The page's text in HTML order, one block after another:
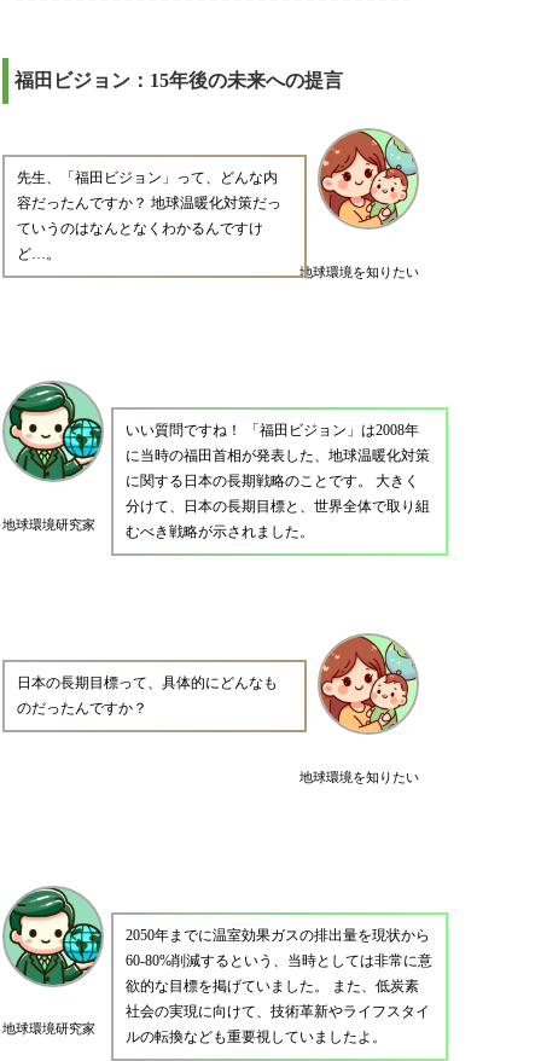
福田ビジョン：15年後の未来への提言
地球環境を知りたい
先生、「福田ビジョン」って、どんな内
容だったんですか？ 地球温暖化対策だっ
ていうのはなんとなくわかるんですけ
ど…。
地球環境研究家
いい質問ですね！ 「福田ビジョン」は2008年
に当時の福田首相が発表した、地球温暖化対策
に関する日本の長期戦略のことです。 大きく
分けて、日本の長期目標と、世界全体で取り組
むべき戦略が示されました。
地球環境を知りたい
日本の長期目標って、具体的にどんなも
のだったんですか？
地球環境研究家
2050年までに温室効果ガスの排出量を現状から
60-80%削減するという、当時としては非常に意
欲的な目標を掲げていました。 また、低炭素
社会の実現に向けて、技術革新やライフスタイ
ルの転換なども重要視していましたよ。